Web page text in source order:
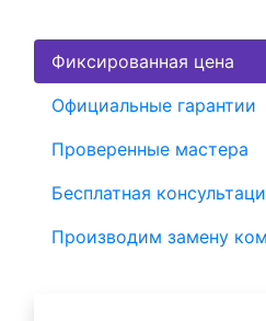
Фиксированная цена
Официальные гарантии
Проверенные мастера
Бесплатная
Производим замену